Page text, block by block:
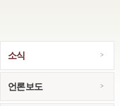
소식
언론보도